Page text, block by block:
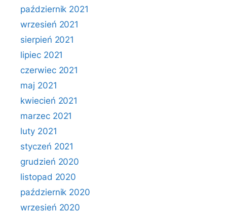
październik 2021
wrzesień 2021
sierpień 2021
lipiec 2021
czerwiec 2021
maj 2021
kwiecień 2021
marzec 2021
luty 2021
styczeń 2021
grudzień 2020
listopad 2020
październik 2020
wrzesień 2020